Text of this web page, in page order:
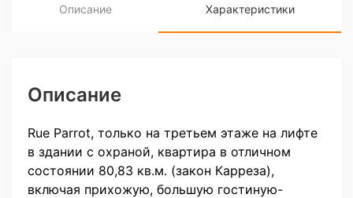
Описание Характеристики
Описание
Rue Parrot, только на третьем этаже на лифте
в здании с охраной, квартира в отличном
состоянии 80,83 кв.м. (закон Карреза),
включая прихожую, большую гостиную-